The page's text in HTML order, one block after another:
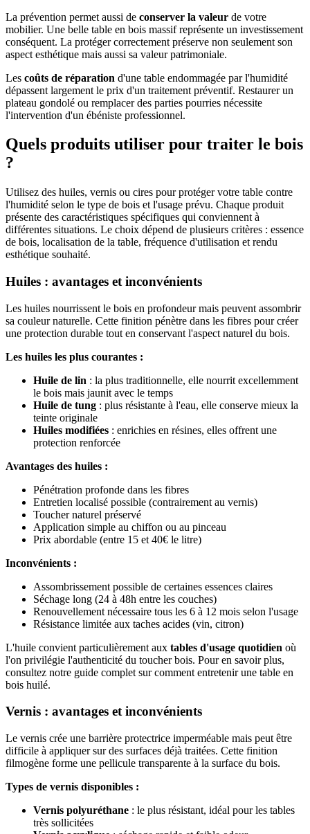
La prévention permet aussi de conserver la valeur de votre
mobilier. Une belle table en bois massif représente un investissement
conséquent. La protéger correctement préserve non seulement son
aspect esthétique mais aussi sa valeur patrimoniale.
Les coûts de réparation d'une table endommagée par l'humidité
dépassent largement le prix d'un traitement préventif. Restaurer un
plateau gondolé ou remplacer des parties pourries nécessite
l'intervention d'un ébéniste professionnel.
Quels produits utiliser pour traiter le bois
?
Utilisez des huiles, vernis ou cires pour protéger votre table contre
l'humidité selon le type de bois et l'usage prévu. Chaque produit
présente des caractéristiques spécifiques qui conviennent à
différentes situations. Le choix dépend de plusieurs critères : essence
de bois, localisation de la table, fréquence d'utilisation et rendu
esthétique souhaité.
Huiles : avantages et inconvénients
Les huiles nourrissent le bois en profondeur mais peuvent assombrir
sa couleur naturelle. Cette finition pénètre dans les fibres pour créer
une protection durable tout en conservant l'aspect naturel du bois.
Les huiles les plus courantes :
Huile de lin : la plus traditionnelle, elle nourrit excellemment
le bois mais jaunit avec le temps
Huile de tung : plus résistante à l'eau, elle conserve mieux la
teinte originale
Huiles modifiées : enrichies en résines, elles offrent une
protection renforcée
Avantages des huiles :
Pénétration profonde dans les fibres
Entretien localisé possible (contrairement au vernis)
Toucher naturel préservé
Application simple au chiffon ou au pinceau
Prix abordable (entre 15 et 40€ le litre)
Inconvénients :
Assombrissement possible de certaines essences claires
Séchage long (24 à 48h entre les couches)
Renouvellement nécessaire tous les 6 à 12 mois selon l'usage
Résistance limitée aux taches acides (vin, citron)
L'huile convient particulièrement aux tables d'usage quotidien où
l'on privilégie l'authenticité du toucher bois. Pour en savoir plus,
consultez notre guide complet sur comment entretenir une table en
bois huilé.
Vernis : avantages et inconvénients
Le vernis crée une barrière protectrice imperméable mais peut être
difficile à appliquer sur des surfaces déjà traitées. Cette finition
filmogène forme une pellicule transparente à la surface du bois.
Types de vernis disponibles :
Vernis polyuréthane : le plus résistant, idéal pour les tables
très sollicitées